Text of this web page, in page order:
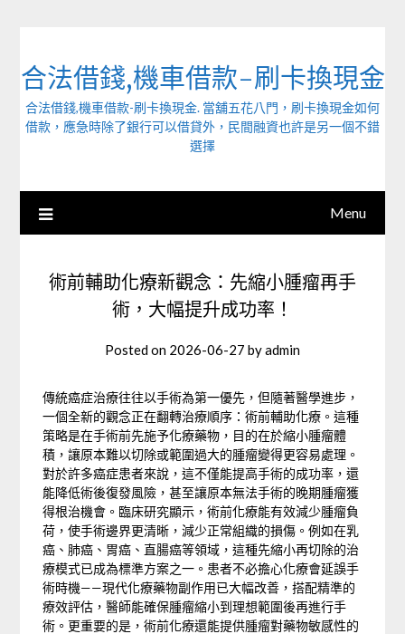
合法借錢,機車借款-刷卡換現金
合法借錢,機車借款-刷卡換現金. 當舖五花八門，刷卡換現金如何
借款，應急時除了銀行可以借貸外，民間融資也許是另一個不錯
選擇
Menu
術前輔助化療新觀念：先縮小腫瘤再手
術，大幅提升成功率！
Posted on 2026-06-27 byadmin
傳統癌症治療往往以手術為第一優先，但隨著醫學進步，
一個全新的觀念正在翻轉治療順序：術前輔助化療。這種
策略是在手術前先施予化療藥物，目的在於縮小腫瘤體
積，讓原本難以切除或範圍過大的腫瘤變得更容易處理。
對於許多癌症患者來說，這不僅能提高手術的成功率，還
能降低術後復發風險，甚至讓原本無法手術的晚期腫瘤獲
得根治機會。臨床研究顯示，術前化療能有效減少腫瘤負
荷，使手術邊界更清晰，減少正常組織的損傷。例如在乳
癌、肺癌、胃癌、直腸癌等領域，這種先縮小再切除的治
療模式已成為標準方案之一。患者不必擔心化療會延誤手
術時機——現代化療藥物副作用已大幅改善，搭配精準的
療效評估，醫師能確保腫瘤縮小到理想範圍後再進行手
術。更重要的是，術前化療還能提供腫瘤對藥物敏感性的